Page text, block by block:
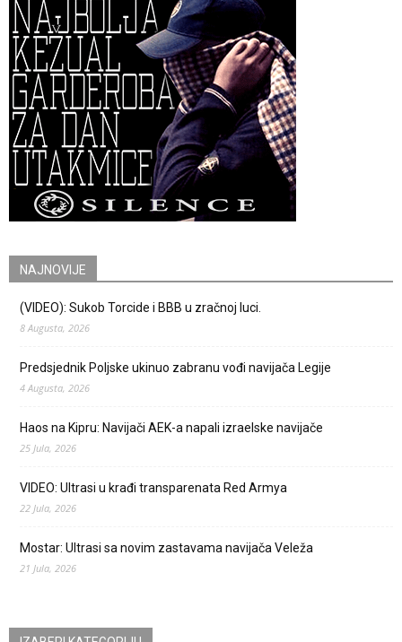
NAJNOVIJE
(VIDEO): Sukob Torcide i BBB u zračnoj luci.
8 Augusta, 2026
Predsjednik Poljske ukinuo zabranu vođi navijača Legije
4 Augusta, 2026
Haos na Kipru: Navijači AEK-a napali izraelske navijače
25 Jula, 2026
VIDEO: Ultrasi u krađi transparenata Red Armya
22 Jula, 2026
Mostar: Ultrasi sa novim zastavama navijača Veleža
21 Jula, 2026